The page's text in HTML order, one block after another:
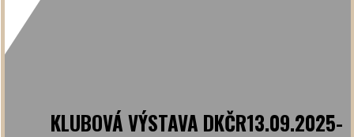
KLUBOVÁ VÝSTAVA DKČR13.09.2025-